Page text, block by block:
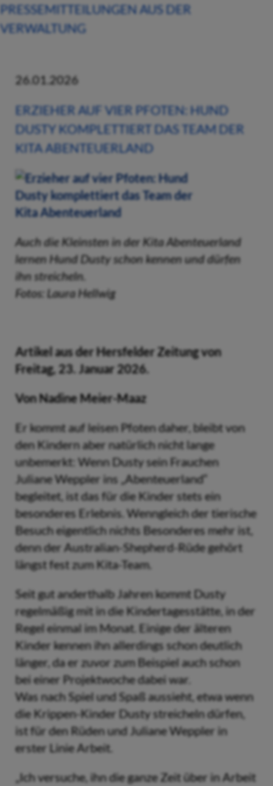
PRESSEMITTEILUNGEN AUS DER
VERWALTUNG
26.01.2026
ERZIEHER AUF VIER PFOTEN: HUND
DUSTY KOMPLETTIERT DAS TEAM DER
KITA ABENTEUERLAND
Auch die Kleinsten in der Kita Abenteuerland
lernen Hund Dusty schon kennen und dürfen
ihn streicheln.
Fotos: Laura Hellwig
Artikel aus der Hersfelder Zeitung von
Freitag, 23. Januar 2026.
Von Nadine Meier-Maaz
Er kommt auf leisen Pfoten daher, bleibt von
den Kindern aber natürlich nicht lange
unbemerkt: Wenn Dusty sein Frauchen
Juliane Weppler ins „Abenteuerland“
begleitet, ist das für die Kinder stets ein
besonderes Erlebnis. Wenngleich der tierische
Besuch eigentlich nichts Besonderes mehr ist,
denn der Australian-Shepherd-Rüde gehört
längst fest zum Kita-Team.
Seit gut anderthalb Jahren kommt Dusty
regelmäßig mit in die Kindertagesstätte, in der
Regel einmal im Monat. Einige der älteren
Kinder kennen ihn allerdings schon deutlich
länger, da er zuvor zum Beispiel auch schon
bei einer Projektwoche dabei war.
Was nach Spiel und Spaß aussieht, etwa wenn
die Krippen-Kinder Dusty streicheln dürfen,
ist für den Rüden und Juliane Weppler in
erster Linie Arbeit.
„Ich versuche, ihn die ganze Zeit über in Arbeit